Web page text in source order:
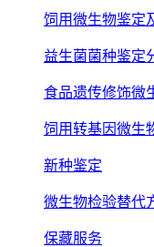
饲用微生物鉴定
益生菌菌种鉴定
食品遗传修饰微
饲用转基因微生
新种鉴定
微生物检验替代
保藏服务